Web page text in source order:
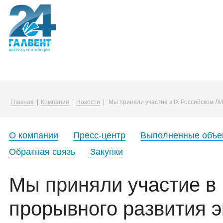
О компании
Вакансии
Корпоративная жизнь
Воздуховоды и фасонные изделия
Вентиляционные решетки и
Канальные нагреватели
Упаковка в плёнку
Главная Компания Новости Мы приняли участие в IХ Российском
О компании Пресс-центр Выполненные
Обратная связь
Закупки
Мы приняли участие
прорывного развития